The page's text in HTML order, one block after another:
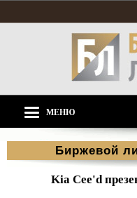
МЕНЮ
Биржевой
Kia Cee'd